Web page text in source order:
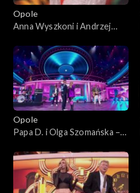
Opole
Anna Wyszkoni i Andrzej
są w sobie zakochani?”. 62.
KFPP: Koncert „Zróbmy
więc prywatkę”
Opole
Papa D. i Olga Szomańska –
Koncert „Zróbmy więc
prywatkę”